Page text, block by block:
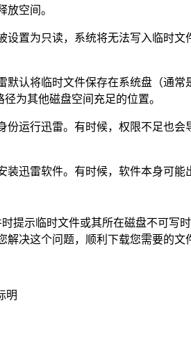
空间。
置为只读，系统将无法写入临时
认将临时文件保存在系统盘（通
为其他磁盘空间充足的位置。
运行迅雷。有时候，权限不足也
迅雷软件。有时候，软件本身可能
提示临时文件或其所在磁盘不可
决这个问题，顺利下载您需要的文
明